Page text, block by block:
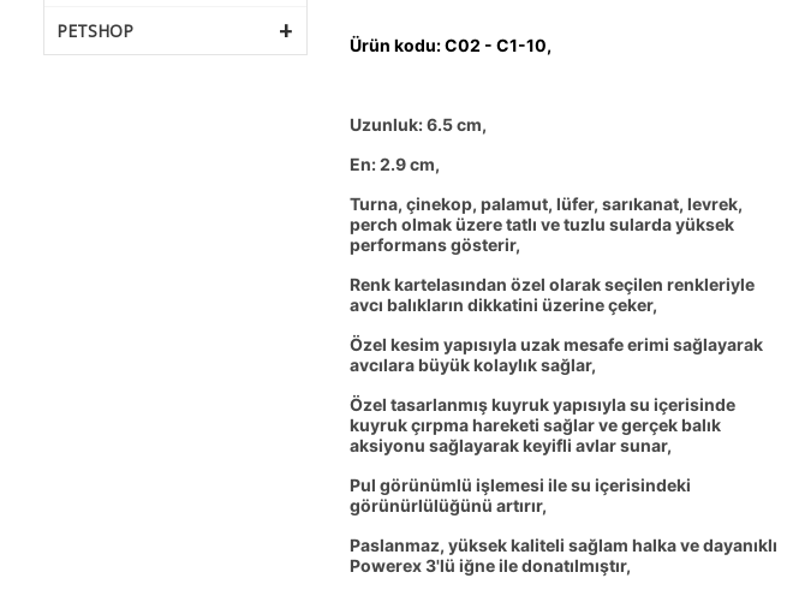
PETSHOP + Ürün kodu: C02 - C1-10,
Uzunluk: 6.5 cm,
En: 2.9 cm,
Turna, çinekop, palamut, lüfer, sarıkanat, levrek,
perch olmak üzere tatlı ve tuzlu sularda yüksek
performans gösterir,
Renk kartelasından özel olarak seçilen renkleriyle
avcı balıkların dikkatini üzerine çeker,
Özel kesim yapısıyla uzak mesafe erimi sağlayarak
avcılara büyük kolaylık sağlar,
Özel tasarlanmış kuyruk yapısıyla su içerisinde
kuyruk çırpma hareketi sağlar ve gerçek balık
aksiyonu sağlayarak keyifli avlar sunar,
Pul görünümlü işlemesi ile su içerisindeki
görünürlülüğünü artırır,
Paslanmaz, yüksek kaliteli sağlam halka ve dayanıklı
Powerex 3'lü iğne ile donatılmıştır,